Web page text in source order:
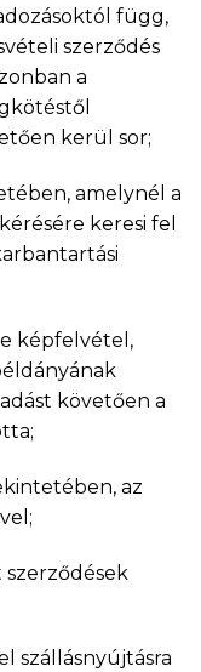
függ,
szerződés
a
kerül sor;
amelynél a
keresi fel
képfelvétel,
követően a
az
szállásnyújtásra